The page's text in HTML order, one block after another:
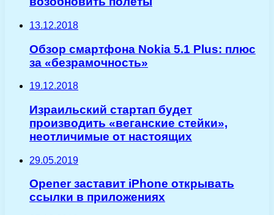
13.12.2018
Обзор смартфона Nokia 5.1 Plus: плюс
за «безрамочность»
19.12.2018
Израильский стартап будет
производить «веганские стейки»,
неотличимые от настоящих
29.05.2019
Opener заставит iPhone открывать
ссылки в приложениях